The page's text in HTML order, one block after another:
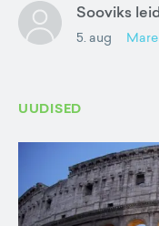
Sooviks
5. aug
UUDISED